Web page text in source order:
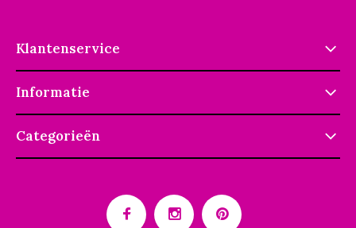
Klantenservice
Informatie
Categorieën